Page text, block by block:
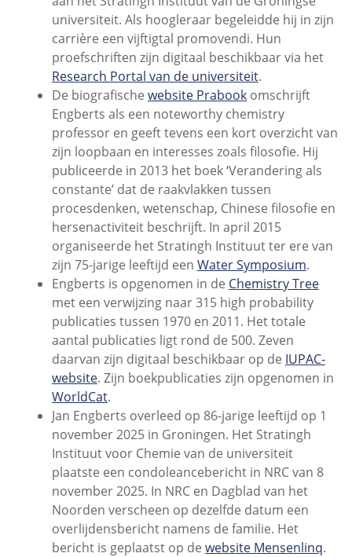
universiteit. Als hoogleraar begeleidde hij in zijn
carrière een vijftigtal promovendi. Hun
proefschriften zijn digitaal beschikbaar via het
Research Portal van de universiteit.
De biografische website Prabookomschrijft
Engberts als een noteworthy chemistry
professor en geeft tevens een kort overzicht van
zijn loopbaan en interesses zoals filosofie. Hij
publiceerde in 2013 het boek ‘Verandering als
constante’ dat de raakvlakken tussen
procesdenken, wetenschap, Chinese filosofie en
hersenactiviteit beschrijft. In april 2015
organiseerde het Stratingh Instituut ter ere van
zijn 75-jarige leeftijd een Water Symposium.
Engberts is opgenomen in de Chemistry Tree
met een verwijzing naar 315 high probability
publicaties tussen 1970 en 2011. Het totale
aantal publicaties ligt rond de 500. Zeven
daarvan zijn digitaal beschikbaar op de IUPAC-
website. Zijn boekpublicaties zijn opgenomen in
WorldCat.
Jan Engberts overleed op 86-jarige leeftijd op 1
november 2025 in Groningen. Het Stratingh
Instituut voor Chemie van de universiteit
plaatste een condoleancebericht in NRC van 8
november 2025. In NRC en Dagblad van het
Noorden verscheen op dezelfde datum een
overlijdensbericht namens de familie. Het
bericht is geplaatst op de website Mensenlinq.